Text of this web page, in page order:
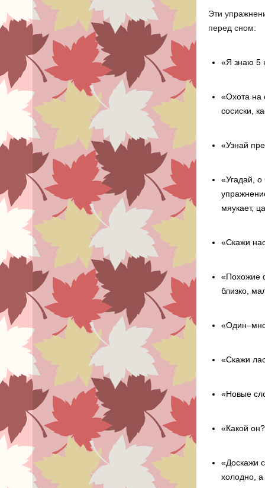
Эти
перед сном:
«Я знаю 5
«Охота на
сосиски,
«Узнай
«Угадай, о
мяукает,
«Скажи
«Похожие
близко,
«Скажи
«Новые
«Какой
«Доскажи
холодно,